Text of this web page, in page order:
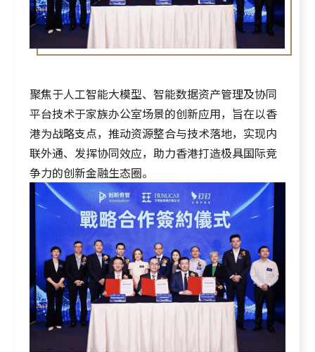
聚焦于人工智能大模型、智能数据资产管理及协同
平台技术于家族办公室场景的创新应用，旨在以香
港为战略支点，推动资源整合与技术落地，实现内
联外通、发挥协同效应，助力香港打造极具国际竞
争力的创新金融生态圈。